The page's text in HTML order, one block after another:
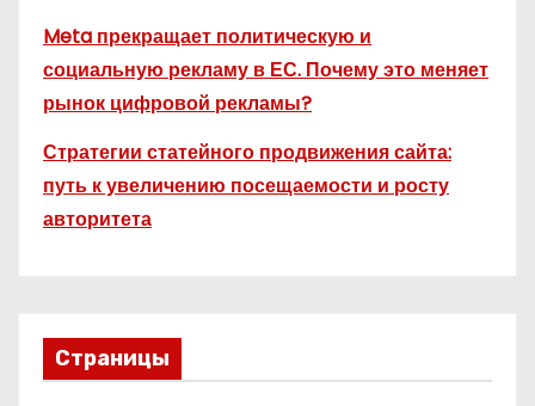
Meta прекращает политическую и
социальную рекламу в ЕС. Почему это меняет
рынок цифровой рекламы?
Стратегии статейного продвижения сайта:
путь к увеличению посещаемости и росту
авторитета
Страницы